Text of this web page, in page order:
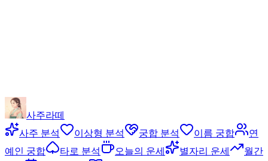
사주라떼
사주 분석
이상형 분석 궁합 분석 이름 궁합
연
예인 궁합
타로 분석 오늘의 운세 별자리 운세
월간